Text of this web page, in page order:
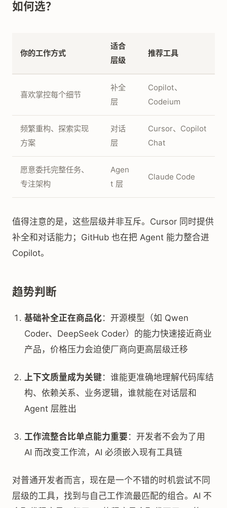
如何选？
你的工作方式
适合
层级
推荐工具
喜欢掌控每个细节
补全
层
Copilot、
Codeium
频繁重构、探索实现
方案
对话
层
Cursor、Copilot
Chat
愿意委托完整任务、
专注架构
Agen
t 层
Claude Code
值得注意的是，这些层级并非互斥。Cursor 同时提供
补全和对话能力；GitHub 也在把 Agent 能力整合进
Copilot。
趋势判断
基础补全正在商品化：开源模型（如 Qwen
Coder、DeepSeek Coder）的能力快速接近商业
产品，价格压力会迫使厂商向更高层级迁移
上下文质量成为关键：谁能更准确地理解代码库结
构、依赖关系、业务逻辑，谁就能在对话层和
Agent 层胜出
工作流整合比单点能力重要 ：开发者不会为了用
AI 而改变工作流，AI 必须嵌入现有工具链
对普通开发者而言，现在是一个不错的时机尝试不同
层级的工具，找到与自己工作流最匹配的组合。AI 不